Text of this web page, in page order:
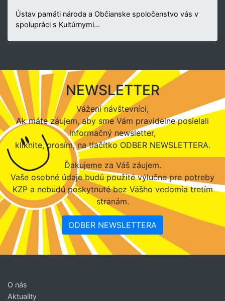
Ústav pamäti národa a Občianske spoločenstvo vás v
spolupráci s Kultúrnymi…
NEWSLETTER
Vážení návštevníci,
Ak máte záujem, aby sme Vám pravidelne posielali
informačný newsletter,
kliknite, prosím, na tlačítko ODBER NEWSLETTERA.
Ďakujeme za Váš záujem.
Vaše osobné údaje budú použité výlučne pre potreby
KZP a nebudú poskytnuté bez Vášho vedomia tretím
stranám.
ODBER NEWSLETTERA
O nás
Aktuality